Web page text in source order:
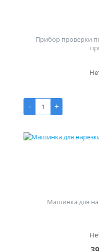
Прибор проверки
-
+
Машинка для